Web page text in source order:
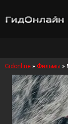
Gidonline » Фильмы »